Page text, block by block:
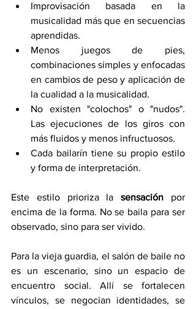
Improvisación basada en la
musicalidad más que en secuencias
aprendidas.
Menos juegos de pies,
combinaciones simples y enfocadas
en cambios de peso y aplicación de
la cualidad a la musicalidad.
No existen "colochos" o "nudos".
Las ejecuciones de los giros con
más fluidos y menos infructuosos.
Cada bailarín tiene su propio estilo
y forma de interpretación.
Este estilo prioriza la sensación por
encima de la forma. No se baila para ser
observado, sino para ser vivido.
Para la vieja guardia, el salón de baile no
es un escenario, sino un espacio de
encuentro social. Allí se fortalecen
vínculos, se negocian identidades, se